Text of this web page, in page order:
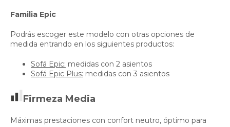
Familia Epic
Podrás escoger este modelo con otras opciones de
medida entrando en los siguientes productos:
Sofá Epic: medidas con 2 asientos
Sofá Epic Plus: medidas con 3 asientos
Firmeza Media
Máximas prestaciones con confort neutro, óptimo para